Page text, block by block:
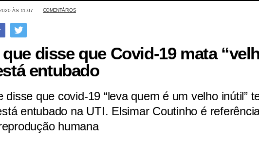
ÀS 11:07 COMENTÁRIOS
disse que Covid-19 mata
entubado
disse que covid-19 “leva quem é um velho inútil”
entubado na UTI. Elsimar Coutinho é
humana